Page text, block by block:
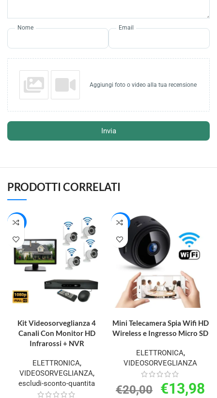
Nome Email
Aggiungi foto o video alla tua recensione
Invia
PRODOTTI CORRELATI
-24%
Kit Videosorveglianza 4
Canali Con Monitor HD
Infrarossi + NVR
ELETTRONICA,
VIDEOSORVEGLIANZA,
escludi-sconto-quantita
-30%
Mini Telecamera Spia Wifi HD
Wireless e Ingresso Micro SD
ELETTRONICA,
VIDEOSORVEGLIANZA
€20,00 €13,98